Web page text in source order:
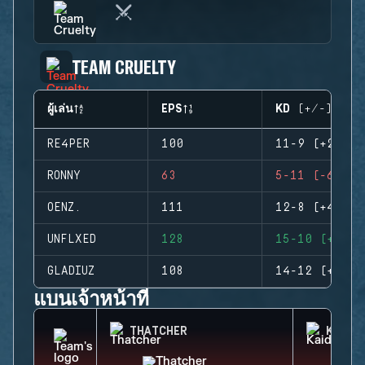
TEAM CRUELTY
ผู้เล่น EPS KD (+/-)
RE4PER 100 11-9 (+2)
RONNY 63 5-11 (-6)
OENZ. 111 12-8 (+4)
UNFLXED 128 15-10 (+5)
GLADIUZ 108 14-12 (+2)
แบนเจ้าหน้าที่
THATCHER KAID